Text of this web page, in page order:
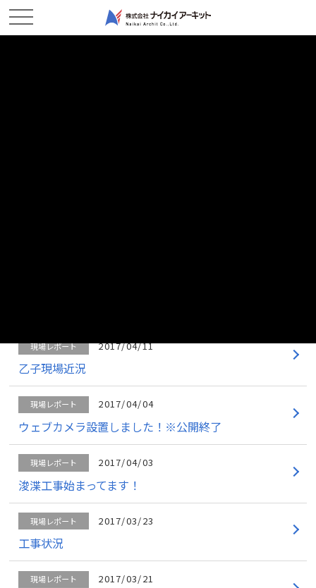
現場レポート 2017/04/11
乙子現場近況
現場レポート 2017/04/04
ウェブカメラ設置しました！※公開終了
現場レポート 2017/04/03
浚渫工事始まってます！
現場レポート 2017/03/23
工事状況
現場レポート 2017/03/21